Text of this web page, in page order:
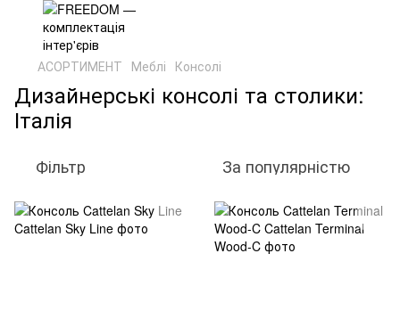
АСОРТИМЕНТ Меблі Консолі
Дизайнерські консолі та столики:
Італія
Фільтр За популярністю